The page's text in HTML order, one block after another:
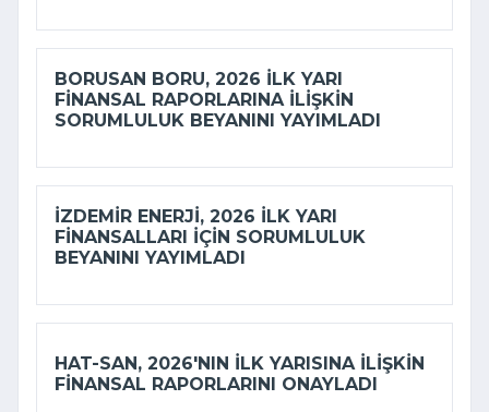
BORUSAN BORU, 2026 ILK YARI
FINANSAL RAPORLARINA ILIŞKIN
SORUMLULUK BEYANINI YAYIMLADI
İZDEMİR ENERJI, 2026 ILK YARI
FINANSALLARI IÇIN SORUMLULUK
BEYANINI YAYIMLADI
HAT-SAN, 2026'NIN ILK YARISINA ILIŞKIN
FINANSAL RAPORLARINI ONAYLADI